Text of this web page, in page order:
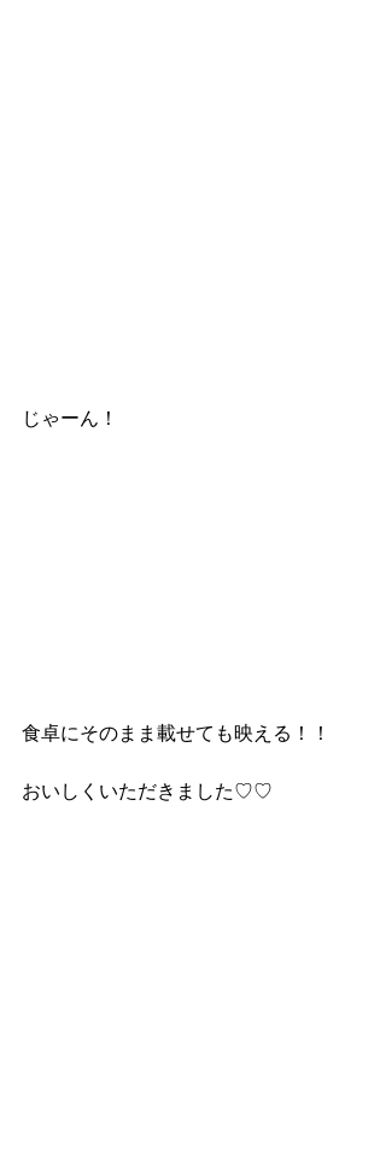
じゃーん！
食卓にそのまま載せても映える！！
おいしくいただきました♡♡